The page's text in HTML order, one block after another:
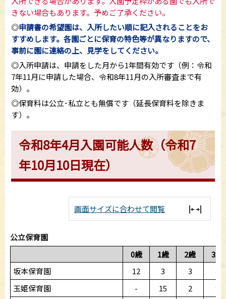
きない場合もあります。予めご了承ください。
◎申請書の希望園は、入所したい順に記入されることをお
すすめします。各園ごとに保育の特色等が異なりますので、
事前に園に連絡の上、見学をしてください。
◎入所申請は、申請をした月から1年間有効です（例：令和
7年11月に申請した場合、令和8年11月の入所審査まで有
効）。
◎保育料は公立･私立とも無償です（延長保育料を除きま
す）。
令和8年4月入園可能人数（令和7
年10月10日現在）
画面サイズに合わせて閲覧
公立保育園
0歳
1歳 2歳
3歳
坂本保育園
12 3 3
4
玉姫保育園
- 15 2
9